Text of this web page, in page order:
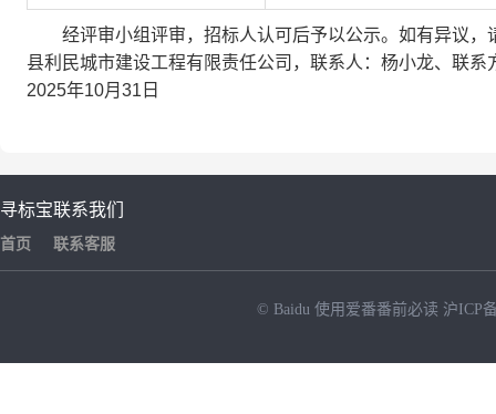
经评审小组评审，招标人认可后予以公示。如有异议，
县利民城市建设工程有限责任公司，联系人：杨小龙、联
2025年10月31日
寻标宝
首页
联系我们
联系客服
© Baidu 使用爱番番前必读 沪ICP